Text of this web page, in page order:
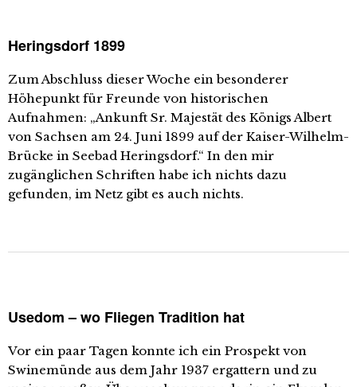
Heringsdorf 1899
Zum Abschluss dieser Woche ein besonderer
Höhepunkt für Freunde von historischen
Aufnahmen: „Ankunft Sr. Majestät des Königs Albert
von Sachsen am 24. Juni 1899 auf der Kaiser-Wilhelm-
Brücke in Seebad Heringsdorf.“ In den mir
zugänglichen Schriften habe ich nichts dazu
gefunden, im Netz gibt es auch nichts.
Usedom – wo Fliegen Tradition hat
Vor ein paar Tagen konnte ich ein Prospekt von
Swinemünde aus dem Jahr 1937 ergattern und zu